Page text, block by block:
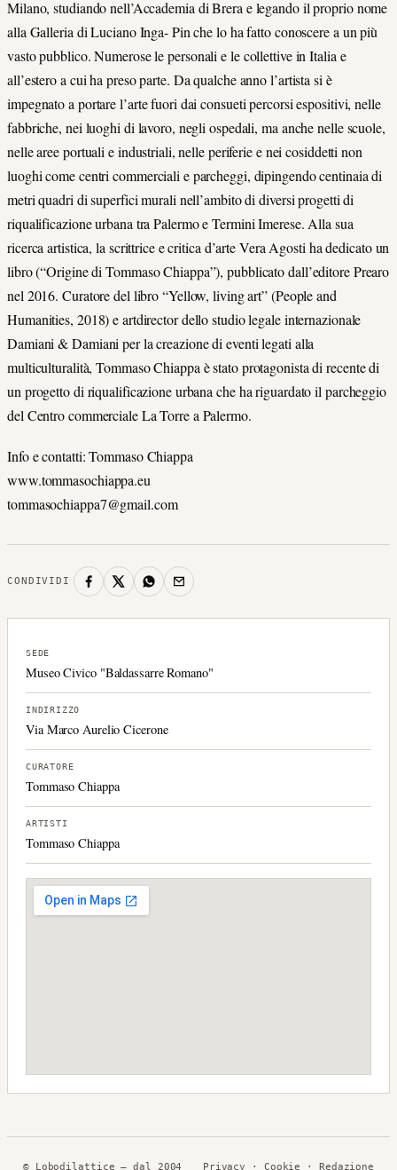
Milano, studiando nell’Accademia di Brera e legando il proprio nome
alla Galleria di Luciano Inga- Pin che lo ha fatto conoscere a un più
vasto pubblico. Numerose le personali e le collettive in Italia e
all’estero a cui ha preso parte. Da qualche anno l’artista si è
impegnato a portare l’arte fuori dai consueti percorsi espositivi, nelle
fabbriche, nei luoghi di lavoro, negli ospedali, ma anche nelle scuole,
nelle aree portuali e industriali, nelle periferie e nei cosiddetti non
luoghi come centri commerciali e parcheggi, dipingendo centinaia di
metri quadri di superfici murali nell’ambito di diversi progetti di
riqualificazione urbana tra Palermo e Termini Imerese. Alla sua
ricerca artistica, la scrittrice e critica d’arte Vera Agosti ha dedicato un
libro (“Origine di Tommaso Chiappa”), pubblicato dall’editore Prearo
nel 2016. Curatore del libro “Yellow, living art” (People and
Humanities, 2018) e artdirector dello studio legale internazionale
Damiani & Damiani per la creazione di eventi legati alla
multiculturalità, Tommaso Chiappa è stato protagonista di recente di
un progetto di riqualificazione urbana che ha riguardato il parcheggio
del Centro commerciale La Torre a Palermo.
Info e contatti: Tommaso Chiappa
www.tommasochiappa.eu
tommasochiappa7@gmail.com
CONDIVIDI
SEDE
Museo Civico "Baldassarre Romano"
INDIRIZZO
Via Marco Aurelio Cicerone
CURATORE
Tommaso Chiappa
ARTISTI
Tommaso Chiappa
© Lobodilattice — dal 2004 Privacy · Cookie · Redazione